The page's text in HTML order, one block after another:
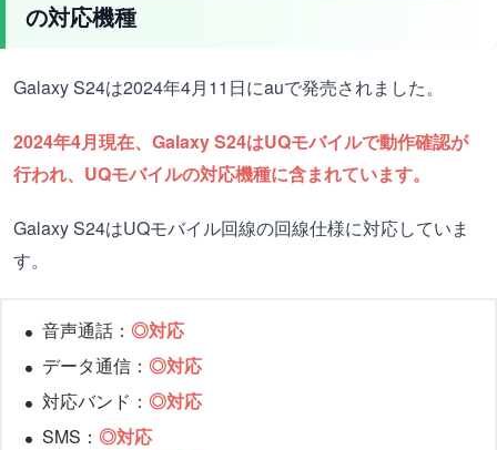
の対応機種
Galaxy S24は2024年4月11日にauで発売されました。
2024年4月現在、Galaxy S24はUQモバイルで動作確認が
行われ、UQモバイルの対応機種に含まれています。
Galaxy S24はUQモバイル回線の回線仕様に対応していま
す。
音声通話： ◎対応
データ通信： ◎対応
対応バンド： ◎対応
SMS： ◎対応